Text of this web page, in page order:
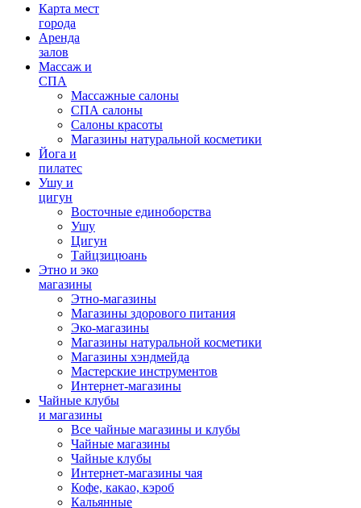
Карта мест
города
Аренда
залов
Массаж и
СПА
Массажные салоны
СПА салоны
Салоны красоты
Магазины натуральной косметики
Йога и
пилатес
Ушу и
цигун
Восточные единоборства
Ушу
Цигун
Тайцзицюань
Этно и эко
магазины
Этно-магазины
Магазины здорового питания
Эко-магазины
Магазины натуральной косметики
Магазины хэндмейда
Мастерские инструментов
Интернет-магазины
Чайные клубы
и магазины
Все чайные магазины и клубы
Чайные магазины
Чайные клубы
Интернет-магазины чая
Кофе, какао, кэроб
Кальянные